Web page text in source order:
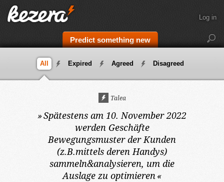
Predict something new
Log in
All Expired Agreed Disagreed
Talea
»Spätestens am 10. November 2022
werden Geschäfte
Bewegungsmuster der Kunden
(z.B.mittels deren Handys)
sammeln&analysieren, um die
Auslage zu optimieren«